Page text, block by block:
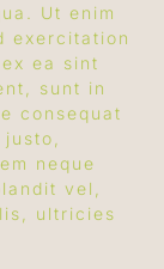
Ut enim
exercitation
ea sint
sunt in
consequat
neque
vel,
ultricies